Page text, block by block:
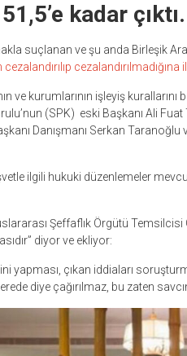
kadar çıktı.
suçlanan ve şu anda Birleşik
ve kurumlarının işleyiş
(SPK) eski Başkanı Ali
Danışmanı Serkan Taranoğlu
ilgili hukuki düzenlemeler
Şeffaflık Örgütü
diyor ve ekliyor:
yapması, çıkan iddiaları
diye çağırılmaz, bu zaten